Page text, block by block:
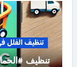
تنظيف الفلل
تنظيف